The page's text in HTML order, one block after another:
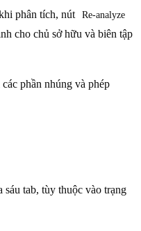
phân tích, nút Re-analyze
cho chủ sở hữu và biên tập
phần nhúng và phép
sáu tab, tùy thuộc vào trạng